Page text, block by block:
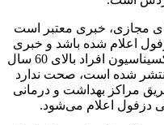
خبری معتبر است
شده باشد و خبری
که در خصوص اقدام برای ثبت نام واکسیناسیون افراد بالای 60 سال
شده است، صحت ندارد
بهداشت و درمانی
اعلام می‌شود.